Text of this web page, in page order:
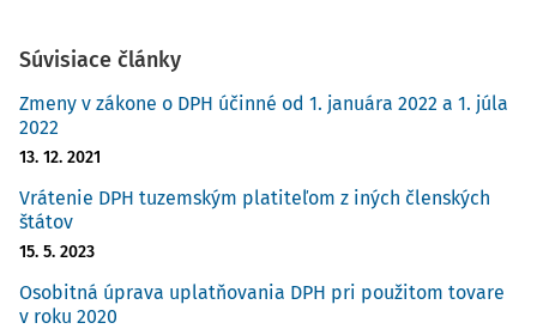
Môže zamestnávateľ žiadať o vrátenie dane z
výdavkov vynaložených na pracovnej ceste?
Ak zamestnanec vyučtováva výdavky vynaložené na
pracovnej ceste prostredníctvom cestovných
náhrad, nie je možné ich považovať za prijaté tovary
a služby zamestnávateľom od iného platiteľa dane.
V takomto prípade zamestnávateľ neúčtuje o kúpe
Súvisiace články
Zmeny v zákone o DPH účinné od 1. januára 2022 a 1. júla
2022
13. 12. 2021
Vrátenie DPH tuzemským platiteľom z iných členských
štátov
15. 5. 2023
Osobitná úprava uplatňovania DPH pri použitom tovare
v roku 2020